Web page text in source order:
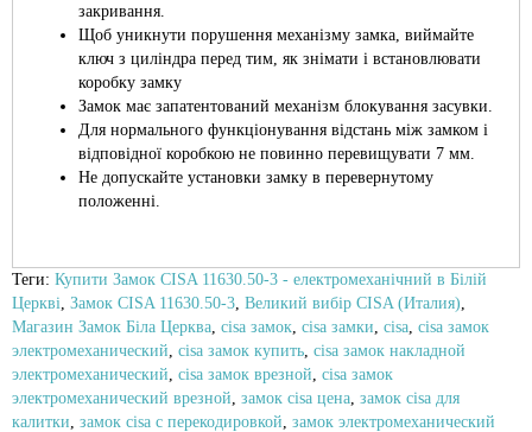
закривання.
Щоб уникнути порушення механізму замка, виймайте
ключ з циліндра перед тим, як знімати і встановлювати
коробку замку
Замок має запатентований механізм блокування засувки.
Для нормального функціонування відстань між замком і
відповідної коробкою не повинно перевищувати 7 мм.
Не допускайте установки замку в перевернутому
положенні.
Теги: Купити Замок CISA 11630.50-3 - електромеханічний в Білій
Церкві Замок CISA 11630.50-3 Великий вибір CISA (Италия)
Магазин Замок Біла Церква cisa замок cisa замки cisa cisa замок
электромеханический cisa замок купить cisa замок накладной
электромеханический cisa замок врезной cisa замок
электромеханический врезной замок cisa цена замок cisa для
калитки замок cisa с перекодировкой замок электромеханический